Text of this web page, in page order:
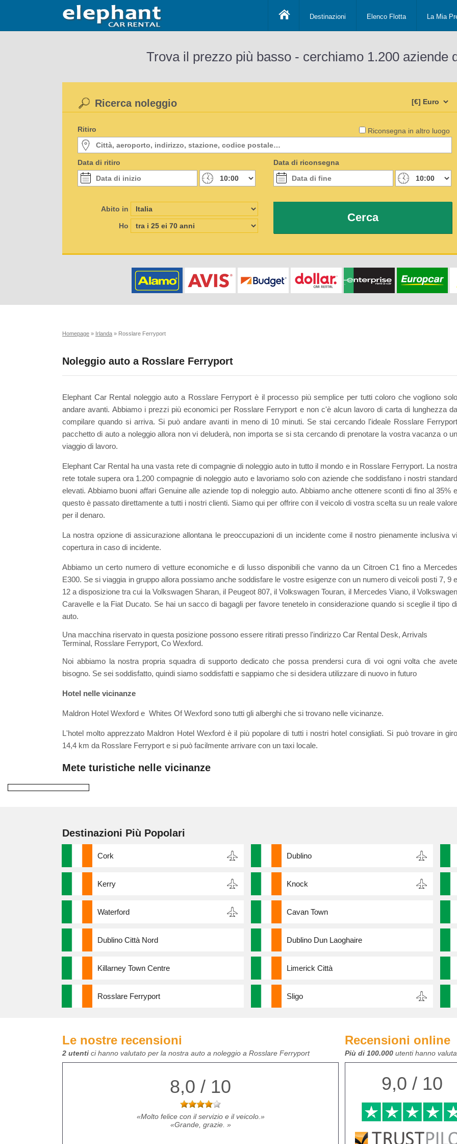
Destinazioni Elenco Flotta La Mia
Trova il prezzo più basso - cerchiamo 1.200 aziende
Riconsegna in altro luogo
Ricerca noleggio
Ritiro
Data di ritiro Data di riconsegna
Abito in
Ho
Cerca
Homepage » Irlanda » Rosslare Ferryport
Noleggio auto a Rosslare Ferryport
Elephant Car Rental noleggio auto a Rosslare Ferryport è il processo più semplice per tutti coloro che vogliono solo
andare avanti. Abbiamo i prezzi più economici per Rosslare Ferryport e non c'è alcun lavoro di carta di lunghezza da
compilare quando si arriva. Si può andare avanti in meno di 10 minuti. Se stai cercando l'ideale Rosslare Ferryport
pacchetto di auto a noleggio allora non vi deluderà, non importa se si sta cercando di prenotare la vostra vacanza o un
viaggio di lavoro.
Elephant Car Rental ha una vasta rete di compagnie di noleggio auto in tutto il mondo e in Rosslare Ferryport. La nostra
rete totale supera ora 1.200 compagnie di noleggio auto e lavoriamo solo con aziende che soddisfano i nostri standard
elevati. Abbiamo buoni affari Genuine alle aziende top di noleggio auto. Abbiamo anche ottenere sconti di fino al 35% e
questo è passato direttamente a tutti i nostri clienti. Siamo qui per offrire con il veicolo di vostra scelta su un reale valore
per il denaro.
La nostra opzione di assicurazione allontana le preoccupazioni di un incidente come il nostro pienamente inclusiva vi
copertura in caso di incidente.
Abbiamo un certo numero di vetture economiche e di lusso disponibili che vanno da un Citroen C1 fino a Mercedes
E300. Se si viaggia in gruppo allora possiamo anche soddisfare le vostre esigenze con un numero di veicoli posti 7, 9 e
12 a disposizione tra cui la Volkswagen Sharan, il Peugeot 807, il Volkswagen Touran, il Mercedes Viano, il Volkswagen
Caravelle e la Fiat Ducato. Se hai un sacco di bagagli per favore tenetelo in considerazione quando si sceglie il tipo di
auto.
Una macchina riservato in questa posizione possono essere ritirati presso l'indirizzo Car Rental Desk, Arrivals
Terminal, Rosslare Ferryport, Co Wexford.
Noi abbiamo la nostra propria squadra di supporto dedicato che possa prendersi cura di voi ogni volta che avete
bisogno. Se sei soddisfatto, quindi siamo soddisfatti e sappiamo che si desidera utilizzare di nuovo in futuro
Hotel nelle vicinanze
Maldron Hotel Wexford e Whites Of Wexford sono tutti gli alberghi che si trovano nelle vicinanze.
L'hotel molto apprezzato Maldron Hotel Wexford è il più popolare di tutti i nostri hotel consigliati. Si può trovare in giro
14,4 km da Rosslare Ferryport e si può facilmente arrivare con un taxi locale.
Mete turistiche nelle vicinanze
Destinazioni Più Popolari
Cork Dublino
Kerry Knock
Waterford Cavan Town
Dublino Città Nord Dublino Dun Laoghaire
Killarney Town Centre Limerick Città
Rosslare Ferryport Sligo
Le nostre recensioni
2 utenti ci hanno valutato per la nostra auto a noleggio a Rosslare Ferryport
8,0 / 10
Molto felice con il servizio e il veicolo.
Grande, grazie.
Recensioni online
Più di 100.000 utenti hanno
9,0 / 10